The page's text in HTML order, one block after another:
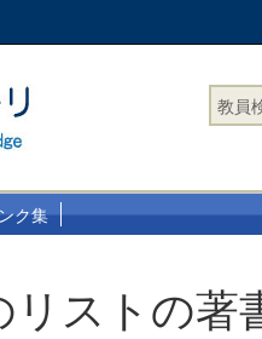
教員
ク集
リストの著